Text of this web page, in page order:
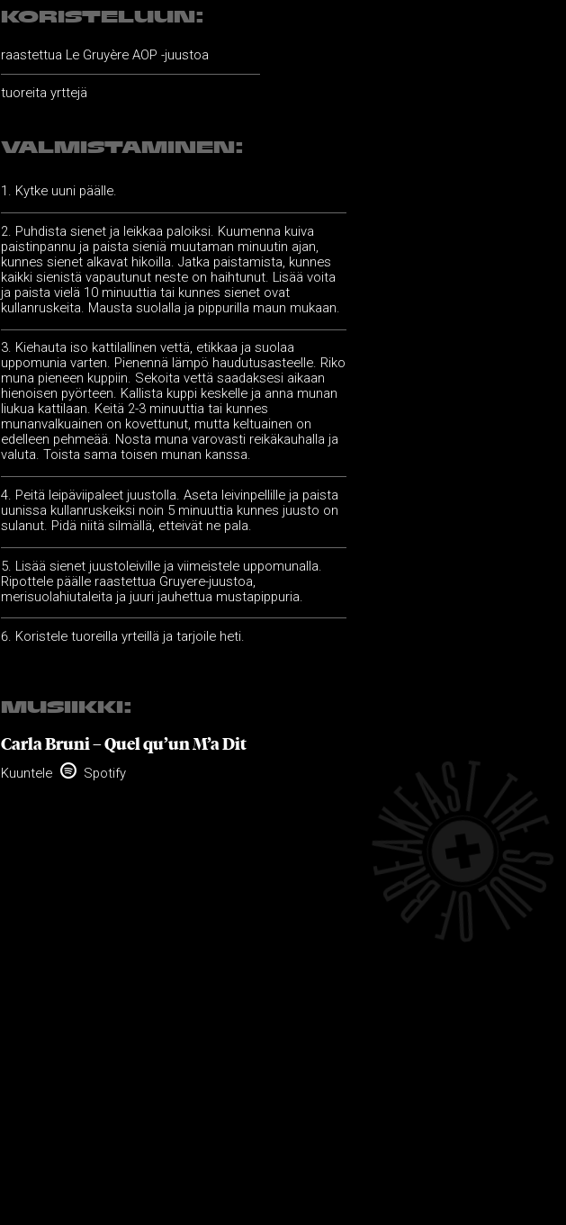
KORISTELUUN:
raastettua Le Gruyère AOP -juustoa
tuoreita yrttejä
VALMISTAMINEN:
Kytke uuni päälle.
Puhdista sienet ja leikkaa paloiksi. Kuumenna kuiva
paistinpannu ja paista sieniä muutaman minuutin ajan,
kunnes sienet alkavat hikoilla. Jatka paistamista, kunnes
kaikki sienistä vapautunut neste on haihtunut. Lisää voita
ja paista vielä 10 minuuttia tai kunnes sienet ovat
kullanruskeita. Mausta suolalla ja pippurilla maun mukaan.
Kiehauta iso kattilallinen vettä, etikkaa ja suolaa
uppomunia varten. Pienennä lämpö haudutusasteelle. Riko
muna pieneen kuppiin. Sekoita vettä saadaksesi aikaan
hienoisen pyörteen. Kallista kuppi keskelle ja anna munan
liukua kattilaan. Keitä 2-3 minuuttia tai kunnes
munanvalkuainen on kovettunut, mutta keltuainen on
edelleen pehmeää. Nosta muna varovasti reikäkauhalla ja
valuta. Toista sama toisen munan kanssa.
Peitä leipäviipaleet juustolla. Aseta leivinpellille ja paista
uunissa kullanruskeiksi noin 5 minuuttia kunnes juusto on
sulanut. Pidä niitä silmällä, etteivät ne pala.
Lisää sienet juustoleiville ja viimeistele uppomunalla.
Ripottele päälle raastettua Gruyere-juustoa,
merisuolahiutaleita ja juuri jauhettua mustapippuria.
Koristele tuoreilla yrteillä ja tarjoile heti.
MUSIIKKI:
Carla Bruni – Quel qu’un M’a Dit
Kuuntele  Spotify